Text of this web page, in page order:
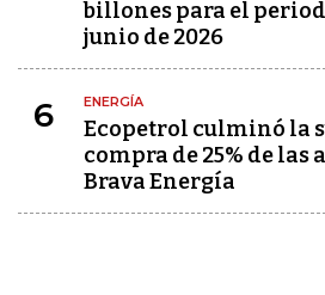
billones para el
junio de 2026
6 ENERGÍA
Ecopetrol culminó la
compra de 25% de las
Brava Energía